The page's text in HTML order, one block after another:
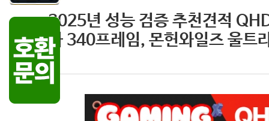
2025년 성능 검증 추천견적
라 340프레임, 몬헌와일즈 울트